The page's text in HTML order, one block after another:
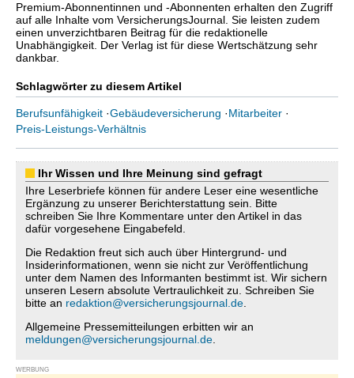
Premium-Abonnentinnen und -Abonnenten erhalten den Zugriff
auf alle Inhalte vom VersicherungsJournal. Sie leisten zudem
einen unverzichtbaren Beitrag für die redaktionelle
Unabhängigkeit. Der Verlag ist für diese Wertschätzung sehr
dankbar.
Schlagwörter zu diesem Artikel
Berufsunfähigkeit ·Gebäudeversicherung ·Mitarbeiter ·
Preis-Leistungs-Verhältnis
Ihr Wissen und Ihre Meinung sind gefragt
Ihre Leserbriefe können für andere Leser eine wesentliche
Ergänzung zu unserer Berichterstattung sein. Bitte
schreiben Sie Ihre Kommentare unter den Artikel in das
dafür vorgesehene Eingabefeld.
Die Redaktion freut sich auch über Hintergrund- und
Insiderinformationen, wenn sie nicht zur Veröffentlichung
unter dem Namen des Informanten bestimmt ist. Wir sichern
unseren Lesern absolute Vertraulichkeit zu. Schreiben Sie
bitte an redaktion@versicherungsjournal.de
Allgemeine Pressemitteilungen erbitten wir an
meldungen@versicherungsjournal.de
WERBUNG